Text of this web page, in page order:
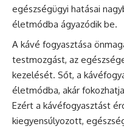
egészségügyi hatásai
életmódba ágyazódik be.
A kávé fogyasztása
testmozgást, az
kezelését. Sőt, a
életmódba, akár
Ezért a kávéfogyasztást
kiegyensúlyozott,